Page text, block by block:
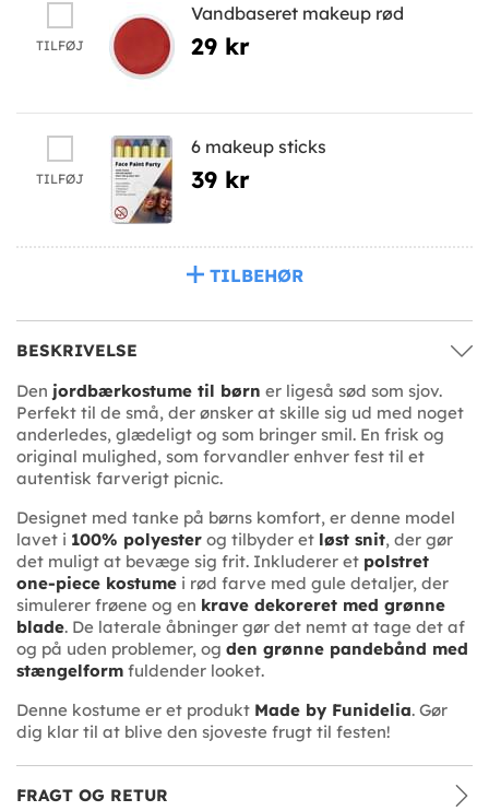
TILFØJ
Vandbaseret makeup rød
29 kr
TILFØJ
6 makeup sticks
39 kr
TILBEHØR
BESKRIVELSE
Den jordbærkostume til børn er ligeså sød som sjov.
Perfekt til de små, der ønsker at skille sig ud med noget
anderledes, glædeligt og som bringer smil. En frisk og
original mulighed, som forvandler enhver fest til et
autentisk farverigt picnic.
Designet med tanke på børns komfort, er denne model
lavet i 100% polyester og tilbyder et løst snit, der gør
det muligt at bevæge sig frit. Inkluderer et polstret
one-piece kostume i rød farve med gule detaljer, der
simulerer frøene og en krave dekoreret med grønne
blade. De laterale åbninger gør det nemt at tage det af
og på uden problemer, og den grønne pandebånd med
stængelform fuldender looket.
Denne kostume er et produkt Made by Funidelia. Gør
dig klar til at blive den sjoveste frugt til festen!
FRAGT OG RETUR